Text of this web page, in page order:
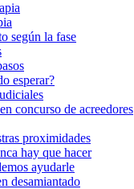
según la fase
esperar?
concurso de acreedores
proximidades
hay que hacer
ayudarle
desamiantado